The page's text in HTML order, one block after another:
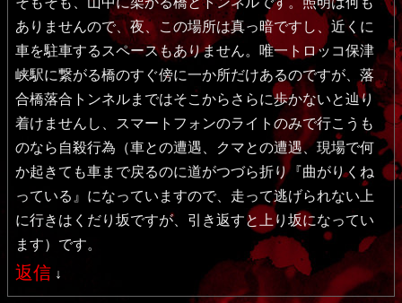
ありませんので、夜、この場所は真っ暗ですし、近くに
車を駐車するスペースもありません。唯一トロッコ保津
峡駅に繋がる橋のすぐ傍に一か所だけあるのですが、落
合橋落合トンネルまではそこからさらに歩かないと辿り
着けませんし、スマートフォンのライトのみで行こうも
のなら自殺行為（車との遭遇、クマとの遭遇、現場で何
か起きても車まで戻るのに道がつづら折り『曲がりくね
っている』になっていますので、走って逃げられない上
に行きはくだり坂ですが、引き返すと上り坂になってい
ます）です。
返信 ↓